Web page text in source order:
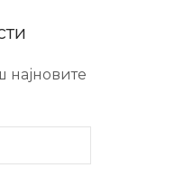
најновите